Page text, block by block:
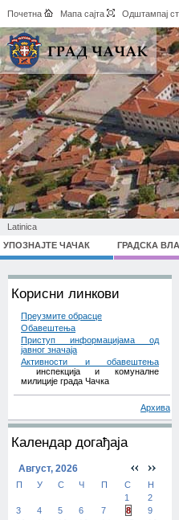
Почетна Мапа сајта Одштампај
Latinica
УПОЗНАЈТЕ ЧАЧАК
ГРАДСКА
Корисни линкови
Преузмите обрасце
Обавештења
Приступ информацијама од
јавног значаја
Активности и обавештења
инспекција и комуналне
милиције града Чачка
Архива
Календар догађаја
Август, 2026
П У С Ч П С
Н
1
2
3
4 5 6 7 8
9